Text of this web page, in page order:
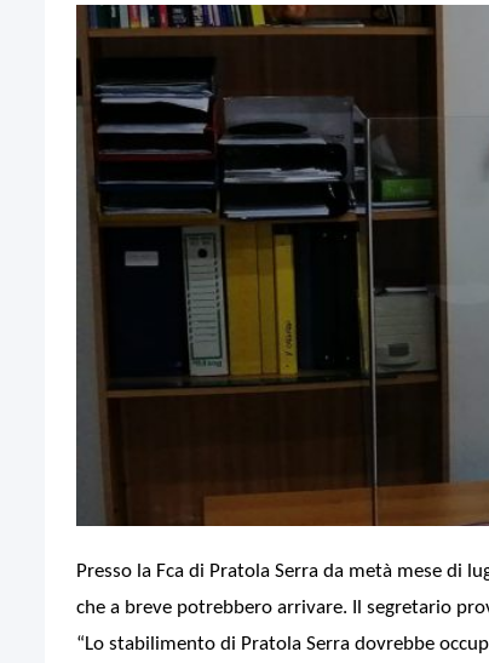
Presso la Fca di Pratola Serra da metà mese di
che a breve potrebbero arrivare.
Il segretario
“Lo stabilimento di Pratola Serra dovrebbe